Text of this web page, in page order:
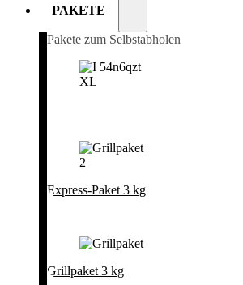
PAKETE
Pakete zum Selbstabholen
Express-Paket 3 kg
Grillpaket 3 kg